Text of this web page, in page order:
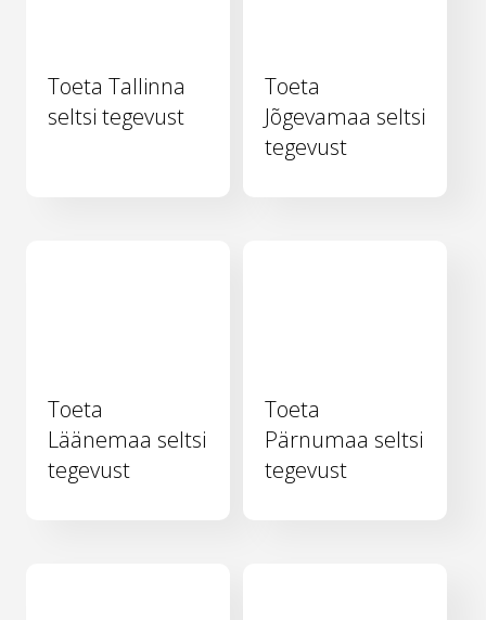
Toeta Tallinna
seltsi tegevust
Toeta
Jõgevamaa seltsi
tegevust
Toeta
Läänemaa seltsi
tegevust
Toeta
Pärnumaa seltsi
tegevust